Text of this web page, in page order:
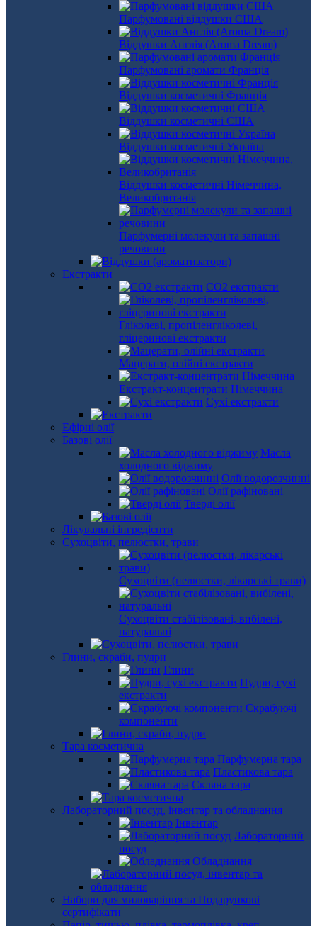
Парфумовані віддушки США
Віддушки Англія (Aroma Dream)
Парфумовані аромати Франція
Віддушки косметичні Франція
Віддушки косметичні США
Віддушки косметичні Україна
Віддушки косметичні Німеччина,
Великобританія
Парфумерні молекули та запашні
речовини
Екстракти
СО2 екстракти
Гліколеві, пропіленгліколеві,
гліцеринові екстракти
Мацерати, олійні екстракти
Екстракт-концентрати Німеччина
Сухі екстракти
Ефірні олії
Базові олії
Масла
холодного віджиму
Олії водорозчинні
Олії рафіновані
Тверді олії
Лікувальні інгредієнти
Сухоцвіти, пелюстки, трави
Сухоцвіти (пелюстки, лікарські трави)
Сухоцвіти стабілізовані, вибілені,
натуральні
Глини, скраби, пудри
Глини
Пудри, сухі
екстракти
Скрабуючі
компоненти
Тара косметична
Парфумерна тара
Пластикова тара
Скляна тара
Лабораторний посуд, інвентар та обладнання
Інвентар
Лабораторний
посуд
Обладнання
Набори для миловаріння та Подарункові
сертифікати